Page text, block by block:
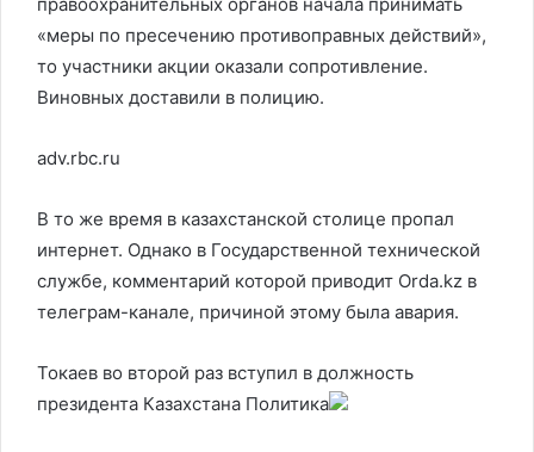
«меры по пресечению противоправных действий»,
то участники акции оказали сопротивление.
Виновных доставили в полицию.
adv.rbc.ru
В то же время в казахстанской столице пропал
интернет. Однако в Государственной технической
службе, комментарий которой приводит Orda.kz в
телеграм-канале, причиной этому была авария.
Токаев во второй раз вступил в должность
президента Казахстана Политика